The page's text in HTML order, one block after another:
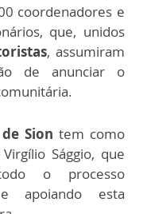
coordenadores e
que, unidos
, assumiram
de anunciar o
Sion tem como
Sággio, que
o processo
apoiando esta